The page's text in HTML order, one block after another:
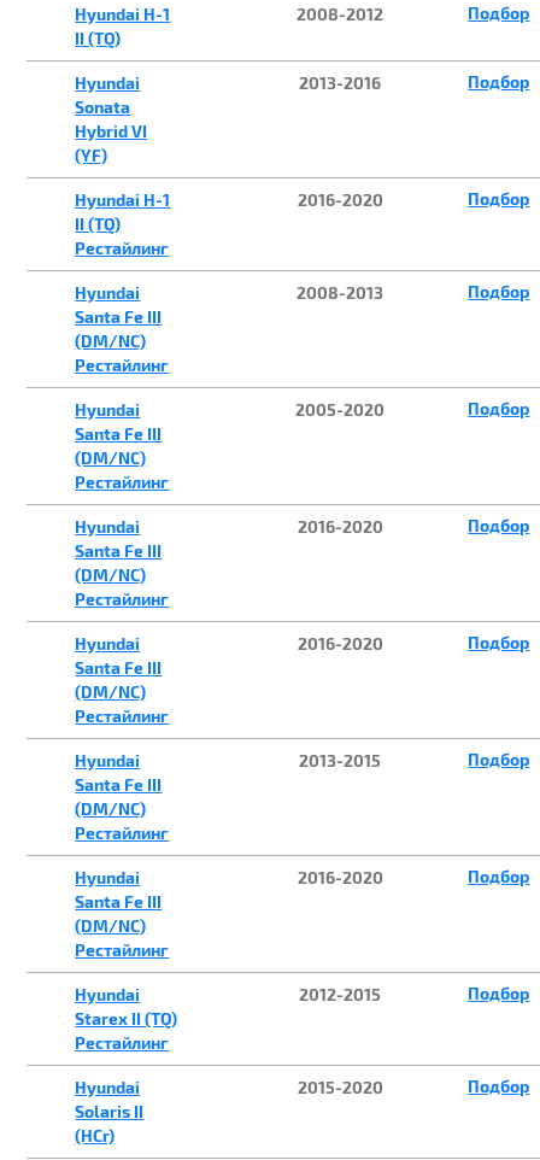
Hyundai H-1
II (TQ)
2008-2012 Подбор
Hyundai
Sonata
Hybrid VI
(YF)
2013-2016 Подбор
Hyundai H-1
II (TQ)
Рестайлинг
2016-2020 Подбор
Hyundai
Santa Fe III
(DM/NC)
Рестайлинг
2008-2013 Подбор
Hyundai
Santa Fe III
(DM/NC)
Рестайлинг
2005-2020 Подбор
Hyundai
Santa Fe III
(DM/NC)
Рестайлинг
2016-2020 Подбор
Hyundai
Santa Fe III
(DM/NC)
Рестайлинг
2016-2020 Подбор
Hyundai
Santa Fe III
(DM/NC)
Рестайлинг
2013-2015 Подбор
Hyundai
Santa Fe III
(DM/NC)
Рестайлинг
2016-2020 Подбор
Hyundai
Starex II (TQ)
Рестайлинг
2012-2015 Подбор
Hyundai
Solaris II
(HCr)
2015-2020 Подбор